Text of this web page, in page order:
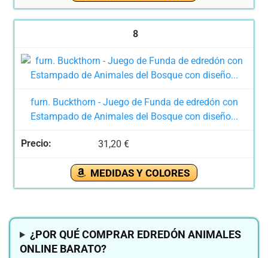
8
furn. Buckthorn - Juego de Funda de edredón con
Estampado de Animales del Bosque con diseño...
31,20 €
MEDIDAS Y COLORES
¿POR QUÉ COMPRAR EDREDÓN ANIMALES
ONLINE BARATO?